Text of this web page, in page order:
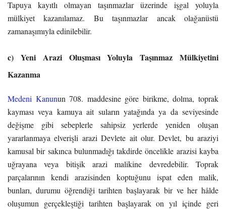
Tapuya kayıtlı olmayan taşınmazlar üzerinde işgal yoluyla
mülkiyet kazanılamaz. Bu taşınmazlar ancak olağanüstü
zamanaşımıyla edinilebilir.
c) Yeni Arazi OluşmasıYoluylaTaşınmaz Mülkiyetini
Kazanma
Medeni Kanunun 708. maddesine göre birikme, dolma, toprak
kayması veya kamuya ait suların yatağında ya da seviyesinde
değişme gibi sebeplerle sahipsiz yerlerde yeniden oluşan
yararlanmaya elverişli arazi Devlete ait olur. Devlet, bu araziyi
kamusal bir sakınca bulunmadığı takdirde öncelikle arazisi kayba
uğrayana veya bitişik arazi malikine devredebilir. Toprak
parçalarının kendi arazisinden koptuğunu ispat eden malik,
bunları, durumu öğrendiği tarihten başlayarak bir ve her hâlde
oluşumun gerçekleştiği tarihten başlayarak on yıl içinde geri